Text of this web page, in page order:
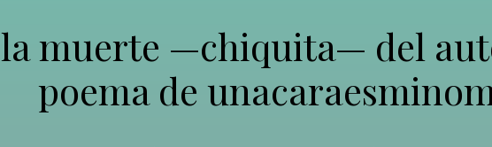
la muerte —chiquita— del
poema de